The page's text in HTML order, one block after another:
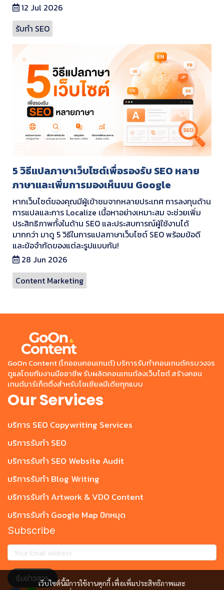
12 Jul 2026
รับทำ SEO
5 วิธีแปลภาษาเว็บไซต์เพื่อรองรับ SEO หลาย
ภาษาและเพิ่มการมองเห็นบน Google
หากเว็บไซต์ของคุณมีผู้เข้าชมจากหลายประเทศ การลงทุนด้าน
การแปลและการ Localize เนื้อหาอย่างเหมาะสม จะช่วยเพิ่ม
ประสิทธิภาพทั้งในด้าน SEO และประสบการณ์ผู้ใช้งานได้
มากกว่า มาดู 5 วิธีในการแปลภาษาเว็บไซต์ SEO พร้อมข้อดี
และข้อจำกัดของแต่ละรูปแบบกัน!
28 Jun 2026
Content Marketing
เว็บไซต์นี้มีการใช้งานคุกกี้ เพื่อเพิ่มประสิทธิภาพและ
GoOn Content (โกออนคอนเทนต์) บริการรับทำคอนเทนต์ครบวงจร
ดูแลโดยทีมงานมืออาชีพ รับผลิตคอนเทนต์ลงเว็บไซต์ สร้างคอน
เทนต์มาร์เก็ตติ้งสำหรับโซเชียลมีเดียทุกแบบ
Our Services
บริการ SEO Copywriting Services
บริการรับทำ SEO
บริการรับทำ SEO Website Audit
บริการรับทำ Blog Writing
บริการรับทำ Artwork & VDO Content
บริการรับทำ Google Map ปักหมุด
Subscribe
รับข่าวสาร